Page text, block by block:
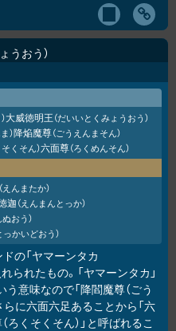
うおう
大威徳明王（だいいとくみょうおう）
）降焔魔尊（ごうえんまそん）
そくそん）六面尊（ろくめんそん）
（えんまたか）
迦（えんまんとっか）
おう）
かいどおう）
の「ヤマーンタカ
られたもの。「ヤマーンタカ」
う意味なので「降閻魔尊（ごう
らに六面六足あることから「六
ろくそくそん）」と呼ばれるこ